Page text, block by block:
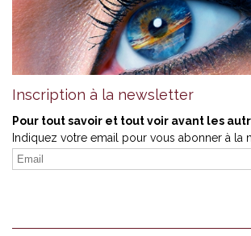
Inscription à la newsletter
Pour tout savoir et tout voir avant les
Indiquez votre email pour vous abonner à la